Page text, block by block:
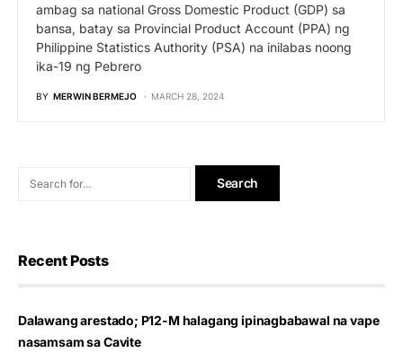
ambag sa national Gross Domestic Product (GDP) sa
bansa, batay sa Provincial Product Account (PPA) ng
Philippine Statistics Authority (PSA) na inilabas noong
ika-19 ng Pebrero
BY MERWIN BERMEJO MARCH 28, 2024
Recent Posts
Dalawang arestado; P12-M halagang ipinagbabawal na vape
nasamsam sa Cavite